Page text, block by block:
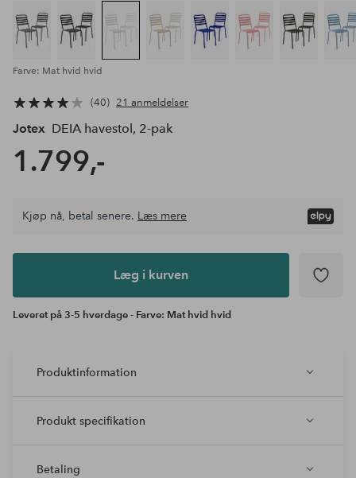
Farve: Mat hvid hvid
40 21 anmeldelser
Jotex DEIA havestol, 2-pak
1.799,-
Læg i
Kjøp nå, betal senere. Læs mere
Læg i kurven
Leveret på 3-5 hverdage - Farve: Mat hvid hvid
Produktinformation
Produkt specifikation
Betaling